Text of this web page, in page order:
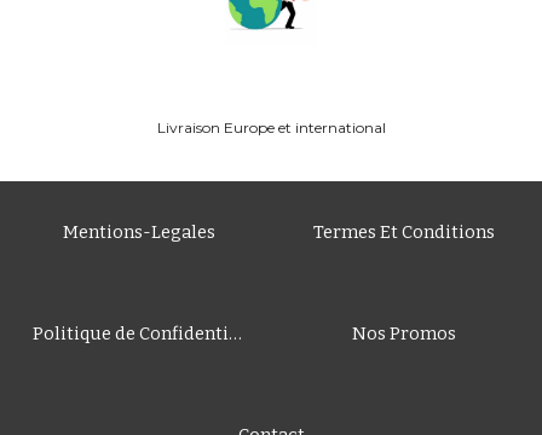
Livraison Europe et international
Mentions-Legales Termes Et Conditions
Politique de Confidentialité Nos Promos